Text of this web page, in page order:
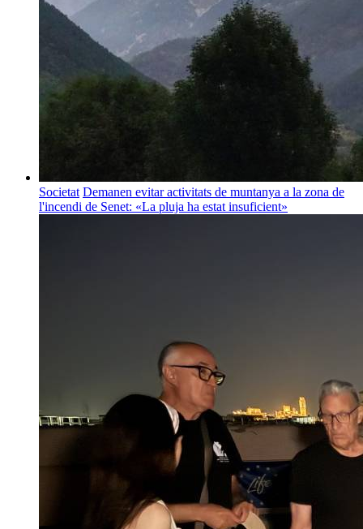
Societat Demanen evitar activitats de muntanya a la zona de
l'incendi de Senet: «La pluja ha estat insuficient»